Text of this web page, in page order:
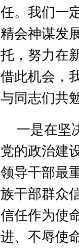
任。我们一
精会神谋发
托，努力在
借此机会，
与同志们共勉
一是在坚
党的政治建
领导干部最
族干部群众
信任作为使
进、不辱使